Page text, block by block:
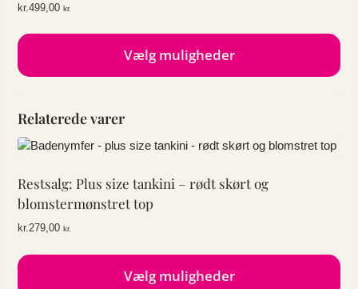
kr. 499,00 kr.
Vælg muligheder
har
flere
varianter.
kan
vælges
på
Relaterede varer
Restsalg: Plus size tankini – rødt skørt og
blomstermønstret top
kr.279,00 kr.
Vælg muligheder